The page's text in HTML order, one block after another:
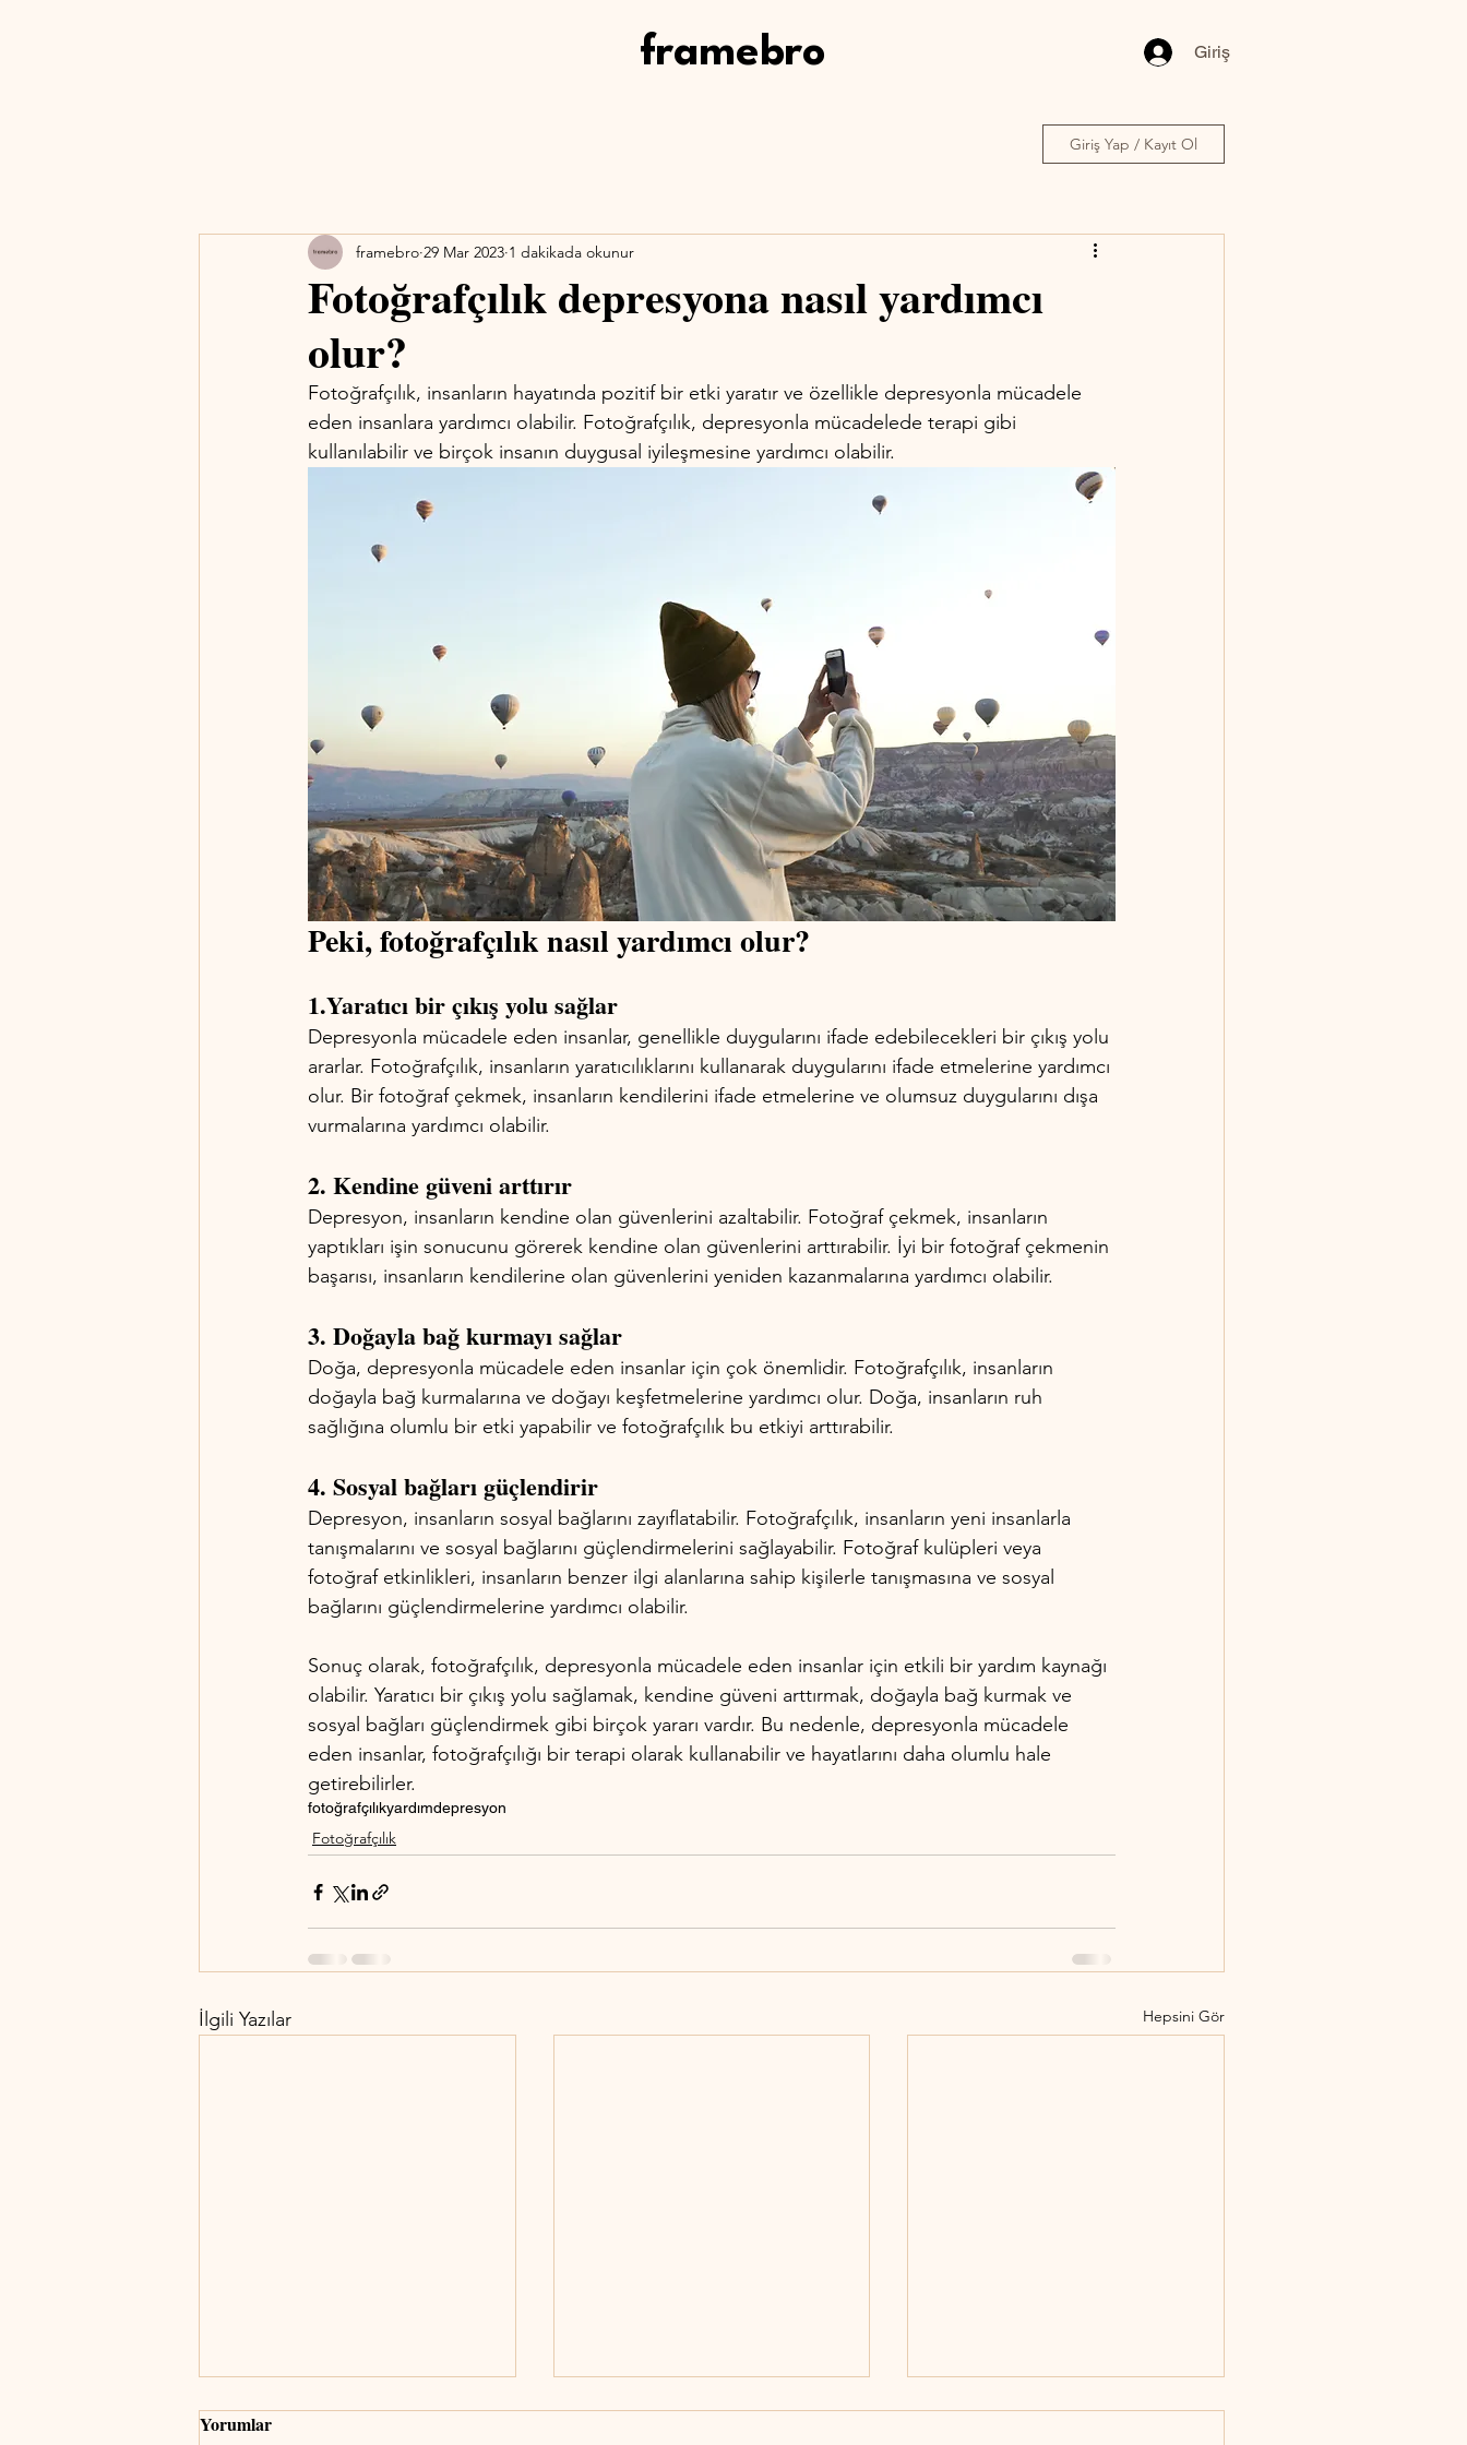
framebro Giriş
Giriş Yap / Kayıt Ol
Fotoğrafçılık depresyona nasıl yardımcı
olur?
framebro 29 Mar 2023 1 dakikada okunur
Fotoğrafçılık, insanların hayatında pozitif bir etki yaratır ve özellikle depresyonla mücadele
eden insanlara yardımcı olabilir. Fotoğrafçılık, depresyonla mücadelede terapi gibi
kullanılabilir ve birçok insanın duygusal iyileşmesine yardımcı olabilir.
Peki, fotoğrafçılık nasıl yardımcı olur?
1.Yaratıcı bir çıkış yolu sağlar
Depresyonla mücadele eden insanlar, genellikle duygularını ifade edebilecekleri bir çıkış yolu
ararlar. Fotoğrafçılık, insanların yaratıcılıklarını kullanarak duygularını ifade etmelerine yardımcı
olur. Bir fotoğraf çekmek, insanların kendilerini ifade etmelerine ve olumsuz duygularını dışa
vurmalarına yardımcı olabilir.
2. Kendine güveni arttırır
Depresyon, insanların kendine olan güvenlerini azaltabilir. Fotoğraf çekmek, insanların
yaptıkları işin sonucunu görerek kendine olan güvenlerini arttırabilir. İyi bir fotoğraf çekmenin
başarısı, insanların kendilerine olan güvenlerini yeniden kazanmalarına yardımcı olabilir.
3. Doğayla bağ kurmayı sağlar
Doğa, depresyonla mücadele eden insanlar için çok önemlidir. Fotoğrafçılık, insanların
doğayla bağ kurmalarına ve doğayı keşfetmelerine yardımcı olur. Doğa, insanların ruh
sağlığına olumlu bir etki yapabilir ve fotoğrafçılık bu etkiyi arttırabilir.
4. Sosyal bağları güçlendirir
Depresyon, insanların sosyal bağlarını zayıflatabilir. Fotoğrafçılık, insanların yeni insanlarla
tanışmalarını ve sosyal bağlarını güçlendirmelerini sağlayabilir. Fotoğraf kulüpleri veya
fotoğraf etkinlikleri, insanların benzer ilgi alanlarına sahip kişilerle tanışmasına ve sosyal
bağlarını güçlendirmelerine yardımcı olabilir.
Sonuç olarak, fotoğrafçılık, depresyonla mücadele eden insanlar için etkili bir yardım kaynağı
olabilir. Yaratıcı bir çıkış yolu sağlamak, kendine güveni arttırmak, doğayla bağ kurmak ve
sosyal bağları güçlendirmek gibi birçok yararı vardır. Bu nedenle, depresyonla mücadele
eden insanlar, fotoğrafçılığı bir terapi olarak kullanabilir ve hayatlarını daha olumlu hale
getirebilirler.
fotoğrafçılıkyardımdepresyon
Fotoğrafçılık
İlgili Yazılar Hepsini Gör
Yorumlar